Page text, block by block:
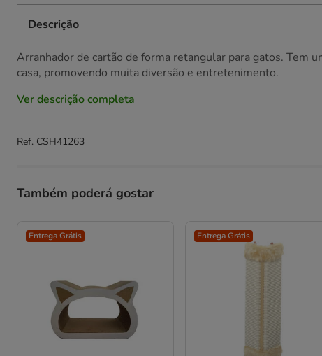
Descrição
Arranhador de cartão de forma retangular para gatos. Tem
casa, promovendo muita diversão e entretenimento.
Ver descrição completa
Ref. CSH41263
Também poderá gostar
Entrega Grátis Entrega Grátis